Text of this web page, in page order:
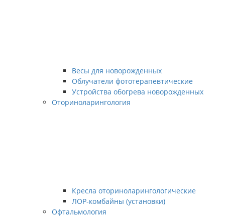
Весы для новорожденных
Облучатели фототерапевтические
Устройства обогрева новорожденных
Оториноларингология
Кресла оториноларингологические
ЛОР-комбайны (установки)
Офтальмология